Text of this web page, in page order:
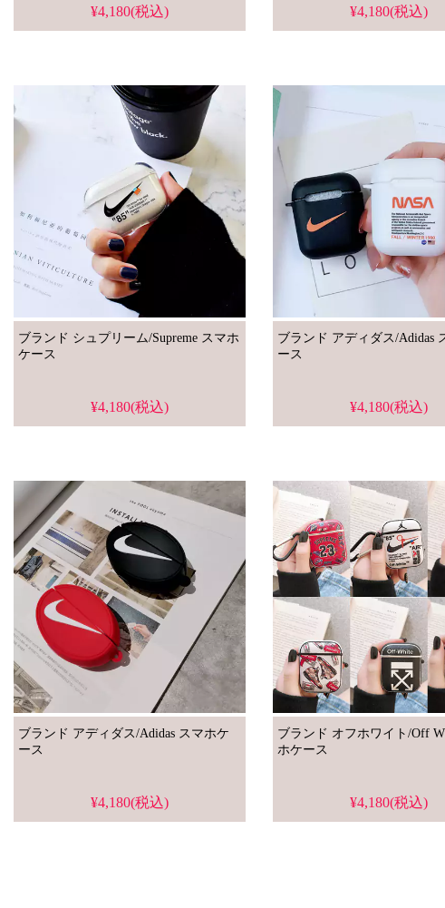
¥4,180(税込) ¥4,180(税込)
ブランド シュプリーム/Supreme スマホ
ケース
¥4,180(税込)
ブランド アディダス/Adidas スマホケ
ース
¥4,180(税込)
ブランド アディダス/Adidas スマホケ
ース
¥4,180(税込)
ブランド オフホワイト/Off White
ホケース
¥4,180(税込)